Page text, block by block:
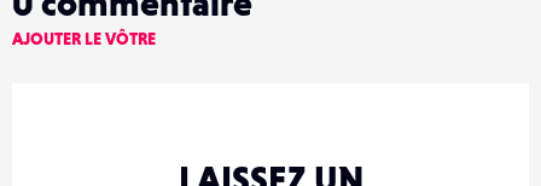
AJOUTER LE VÔTRE